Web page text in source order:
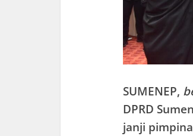
SUMENEP,
DPRD
janji